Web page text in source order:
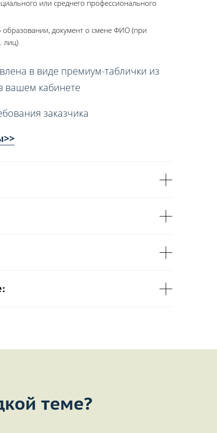
или среднего профессионального
документ о смене ФИО (при
лиц)
в виде премиум-таблички из
вашем кабинете
заказчика
теме?